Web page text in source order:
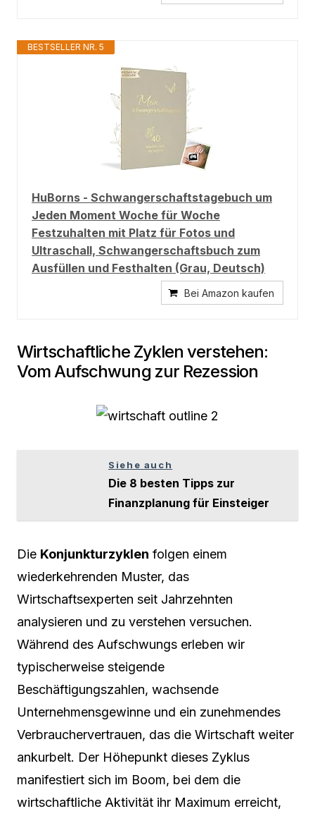
BESTSELLER NR. 5
HuBorns - Schwangerschaftstagebuch um
Jeden Moment Woche für Woche
Festzuhalten mit Platz für Fotos und
Ultraschall, Schwangerschaftsbuch zum
Ausfüllen und Festhalten (Grau, Deutsch)
Bei Amazon kaufen
Wirtschaftliche Zyklen verstehen:
Vom Aufschwung zur Rezession
Siehe auch
Die 8 besten Tipps zur
Finanzplanung für Einsteiger
Die Konjunkturzyklen folgen einem
wiederkehrenden Muster, das
Wirtschaftsexperten seit Jahrzehnten
analysieren und zu verstehen versuchen.
Während des Aufschwungs erleben wir
typischerweise steigende
Beschäftigungszahlen, wachsende
Unternehmensgewinne und ein zunehmendes
Verbrauchervertrauen, das die Wirtschaft weiter
ankurbelt. Der Höhepunkt dieses Zyklus
manifestiert sich im Boom, bei dem die
wirtschaftliche Aktivität ihr Maximum erreicht,